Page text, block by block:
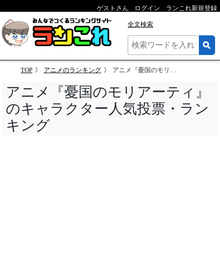
ゲストさん ログイン ランこれ新規登録
全文検索
TOP アニメのランキング アニメ『憂国のモリアーティ』のキャラクター人気投票
アニメ『憂国のモリアーティ』
のキャラクター人気投票・ラン
キング